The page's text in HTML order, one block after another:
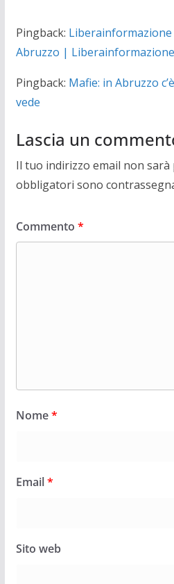
Pingback:
Abruzzo | Liberainformazione
Pingback: Mafie: in Abruzzo
vede
Lascia un
Il tuo indirizzo email non sarà
obbligatori sono
Commento *
Nome*
Email*
Sito web